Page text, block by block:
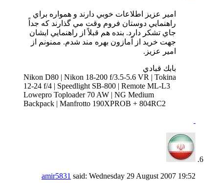
امير عزيز اطلاعات خوبي دارند و همواره براي
راهنمايي دوستان فروم وقت مي گذارند كه جداً
جاي تشكر دارد. بنده هم قبلاً از راهنمايي ايشان
جهت خريد از آمازون بهره مند شدم. ممنونم از
امير عزيز.
بابك قبادي
Nikon D80 | Nikon 18-200 f/3.5-5.6 VR | Tokina
12-24 f/4 | Speedlight SB-800 | Remote ML-L3
Lowepro Toploader 70 AW | NG Medium
Backpack | Manfrotto 190XPROB + 804RC2
amir5831 said: Wednesday 29 August 2007 19:52